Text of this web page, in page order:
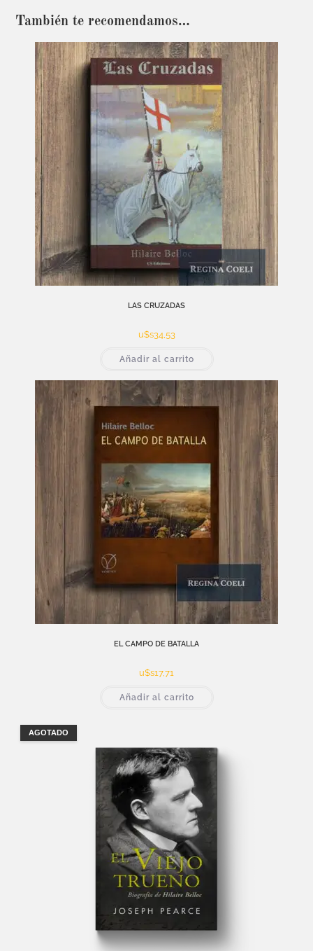
También te recomendamos…
LAS CRUZADAS
u$s34,53
Añadir al carrito
EL CAMPO DE BATALLA
u$s17,71
Añadir al carrito
AGOTADO